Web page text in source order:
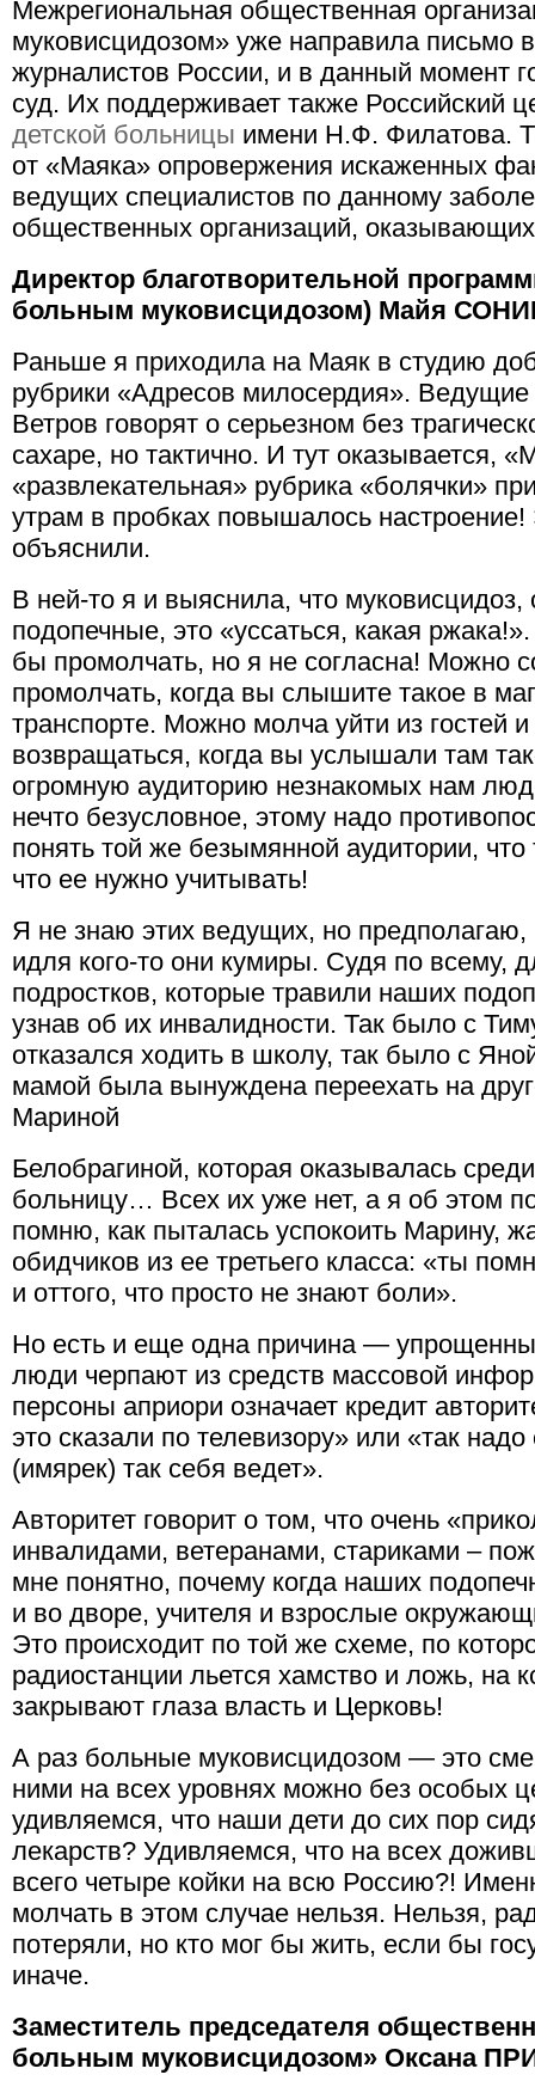
Межрегиональная общественная
муковисцидозом» уже направила письмо
журналистов России, и в данный момент
суд. Их поддерживает также Российский
детской больницы имени Н.Ф. Филатова.
от «Маяка» опровержения искаженных
ведущих специалистов по данному
общественных организаций,
Директор благотворительной
больным муковисцидозом) Майя
Раньше я приходила на Маяк в студию
рубрики «Адресов милосердия».
Ветров говорят о серьезном без
сахаре, но тактично. И тут оказывается,
«развлекательная» рубрика «болячки»
утрам в пробках повышалось настроение!
объяснили.
В ней-то я и выяснила, что
подопечные, это «уссаться, какая
бы промолчать, но я не согласна! Можно
промолчать, когда вы слышите такое в
транспорте. Можно молча уйти из гостей
возвращаться, когда вы услышали там
огромную аудиторию незнакомых нам
нечто безусловное, этому надо
понять той же безымянной аудитории, что
что ее нужно учитывать!
Я не знаю этих ведущих, но предполагаю,
идля кого-то они кумиры. Судя по всему,
подростков, которые травили наших
узнав об их инвалидности. Так было с
отказался ходить в школу, так было с
мамой была вынуждена переехать на
Мариной
Белобрагиной, которая оказывалась
больницу… Всех их уже нет, а я об этом
помню, как пыталась успокоить Марину,
обидчиков из ее третьего класса: «ты
и оттого, что просто не знают боли».
Но есть и еще одна причина —
люди черпают из средств массовой
персоны априори означает кредит
это сказали по телевизору» или «так
(имярек) так себя ведет».
Авторитет говорит о том, что очень
инвалидами, ветеранами, стариками –
мне понятно, почему когда наших
и во дворе, учителя и взрослые
Это происходит по той же схеме, по
радиостанции льется хамство и ложь, на
закрывают глаза власть и Церковь!
А раз больные муковисцидозом — это
ними на всех уровнях можно без особых
удивляемся, что наши дети до сих пор
лекарств? Удивляемся, что на всех
всего четыре койки на всю Россию?!
молчать в этом случае нельзя. Нельзя,
потеряли, но кто мог бы жить, если бы
иначе.
Заместитель председателя
больным муковисцидозом» Оксана